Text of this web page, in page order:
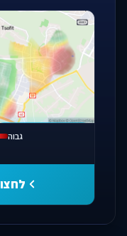
פתחו מפה מלאה
גבוה